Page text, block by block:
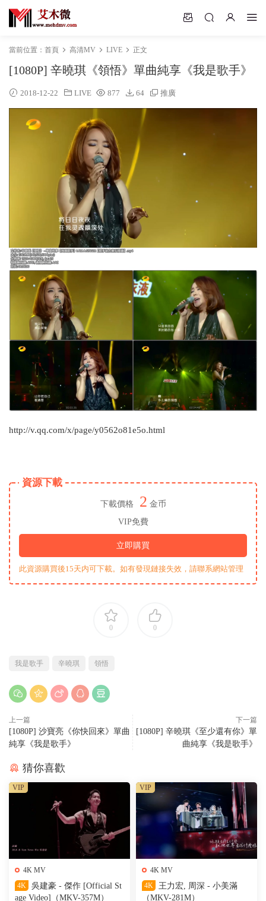
當前位置： 首頁 高清MV LIVE 正文
[1080P] 辛曉琪《領悟》單曲純享《我是歌手》
2018-12-22 LIVE 877 64 推廣
http://v.qq.com/x/page/y0562o81e5o.html
資源下載
下載價格 2 金币
VIP免費
立即購買
此資源購買後15天内可下載。如有發現鏈接失效，請聯系網站管理
0 0
我是歌手 辛曉琪 領悟
上一篇
[1080P] 沙寶亮《你快回來》單曲
純享《我是歌手》
下一篇
[1080P] 辛曉琪《至少還有你》單
曲純享《我是歌手》
猜你喜歡
4K MV
4K
吳建豪 - 傑作 [Official St
age Video]（MKV-357M）
VIP
4K MV
4K
王力宏, 周深 - 小美滿
（MKV-281M）
VIP